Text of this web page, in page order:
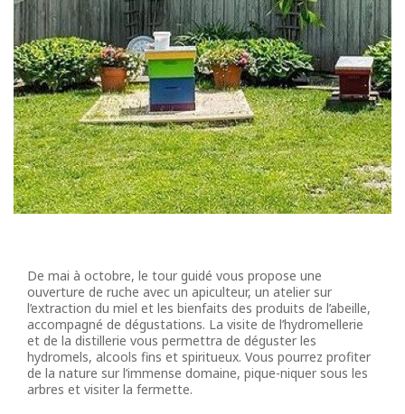
De mai à octobre, le tour guidé vous propose une
ouverture de ruche avec un apiculteur, un atelier sur
l’extraction du miel et les bienfaits des produits de l’abeille,
accompagné de dégustations. La visite de l’hydromellerie
et de la distillerie vous permettra de déguster les
hydromels, alcools fins et spiritueux. Vous pourrez profiter
de la nature sur l’immense domaine, pique-niquer sous les
arbres et visiter la fermette.